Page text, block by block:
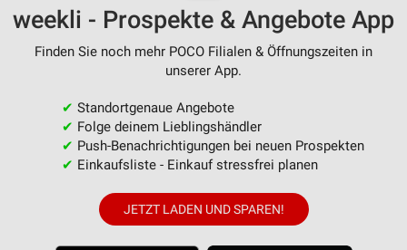
weekli - Prospekte & Angebote App
Finden Sie noch mehr POCO Filialen & Öffnungszeiten in
unserer App.
✔ Standortgenaue Angebote
✔ Folge deinem Lieblingshändler
✔ Push-Benachrichtigungen bei neuen Prospekten
✔ Einkaufsliste - Einkauf stressfrei planen
JETZT LADEN UND SPAREN!